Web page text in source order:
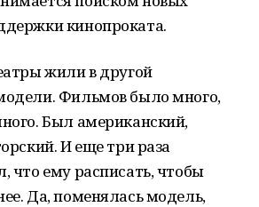
кинопроката.
жили в другой
Фильмов было много,
Был американский,
И еще три раза
что ему расписать, чтобы
Да, поменялась модель,